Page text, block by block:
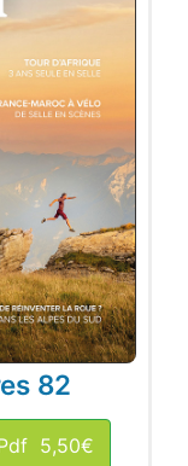
82
5,50€